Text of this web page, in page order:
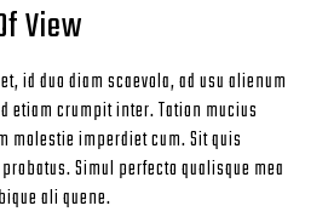
View
id duo diam scaevola, ad usu alienum
crumpit inter. Tation mucius
molestie imperdiet cum. Sit quis
Simul perfecto qualisque mea
ali quene.